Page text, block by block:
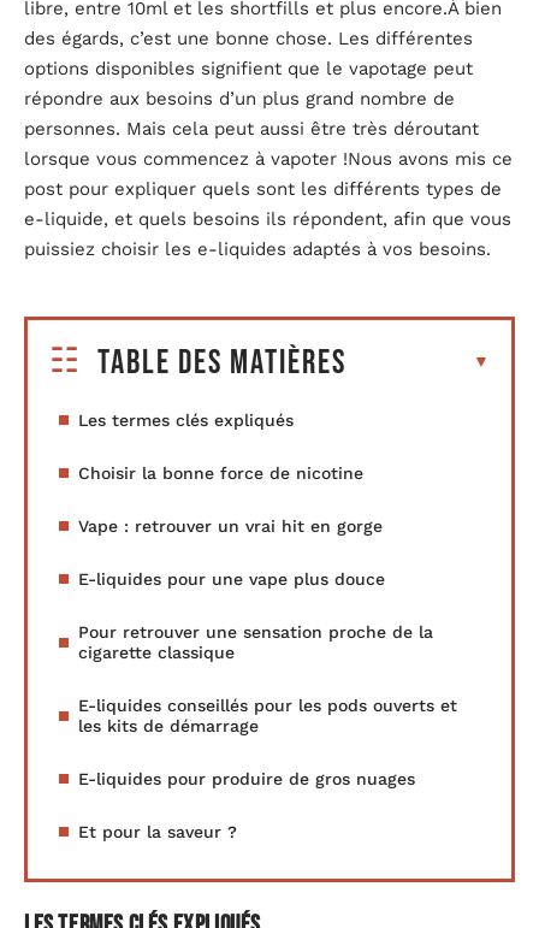
libre, entre 10ml et les shortfills et plus encore.À bien
des égards, c’est une bonne chose. Les différentes
options disponibles signifient que le vapotage peut
répondre aux besoins d’un plus grand nombre de
personnes. Mais cela peut aussi être très déroutant
lorsque vous commencez à vapoter !Nous avons mis ce
post pour expliquer quels sont les différents types de
e-liquide, et quels besoins ils répondent, afin que vous
puissiez choisir les e-liquides adaptés à vos besoins.
Table des matières
Les termes clés expliqués
Choisir la bonne force de nicotine
Vape : retrouver un vrai hit en gorge
E-liquides pour une vape plus douce
Pour retrouver une sensation proche de la
cigarette classique
E-liquides conseillés pour les pods ouverts et
les kits de démarrage
E-liquides pour produire de gros nuages
Et pour la saveur ?